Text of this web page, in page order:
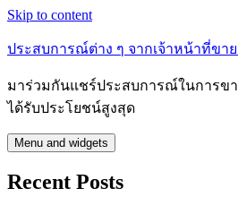
Skip to content
ประสบการณ์ต่าง ๆ จากเจ้าหน้าที่ขา
มาร่วมกันแชร์ประสบการณ์ในการข
ได้รับประโยชน์สูงสุด
Menu and widgets
Recent Posts